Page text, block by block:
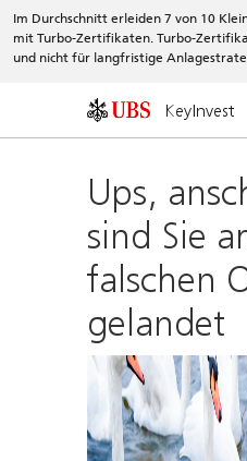
Im Durchschnitt erleiden 7 von 10
mit Turbo-Zertifikaten. Turbo-
und nicht für langfristige
KeyInvest
Ups,
sind Sie
falschen
gelandet